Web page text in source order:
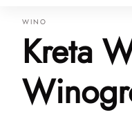
WINO
Kreta